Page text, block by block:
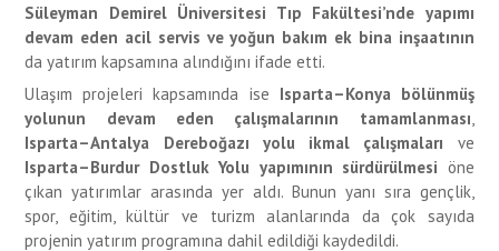
Süleyman Demirel Üniversitesi Tıp Fakültesi’nde yapımı
devam eden acil servis ve yoğun bakım ek bina inşaatının
da yatırım kapsamına alındığını ifade etti.
Ulaşım projeleri kapsamında ise Isparta–Konya bölünmüş
yolunun devam eden çalışmalarının tamamlanması
Isparta–Antalya Dereboğazı yolu ikmal çalışmaları ve
Isparta–Burdur Dostluk Yolu yapımının sürdürülmesi öne
çıkan yatırımlar arasında yer aldı. Bunun yanı sıra gençlik,
spor, eğitim, kültür ve turizm alanlarında da çok sayıda
projenin yatırım programına dahil edildiği kaydedildi.